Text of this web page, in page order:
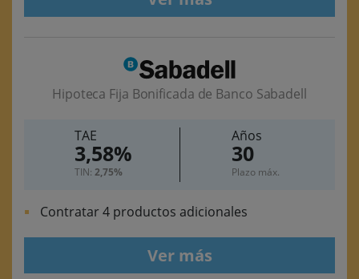
Hipoteca Fija Bonificada de Banco Sabadell
TAE
3,58%
TIN:2,75%
Años
30
Plazo máx.
Contratar 4 productos adicionales
Ver más